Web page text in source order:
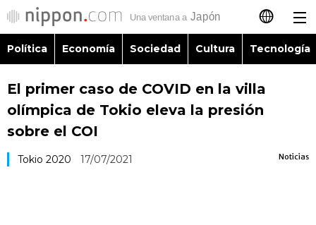
日本語
English
Política
Política Economía Sociedad Cultura Tecnología
El primer caso de COVID en la villa
olímpica de Tokio eleva la presión
sobre el COI
Noticias
Tokio 2020 17/07/2021